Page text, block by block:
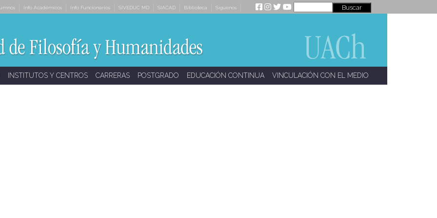
Info Académicos Info Funcionarios SIVEDUC MD SIACAD Biblioteca Síguenos
INSTITUTOS Y CENTROS CARRERAS POSTGRADO EDUCACIÓN CONTINUA VINCULACIÓN CON EL MEDIO